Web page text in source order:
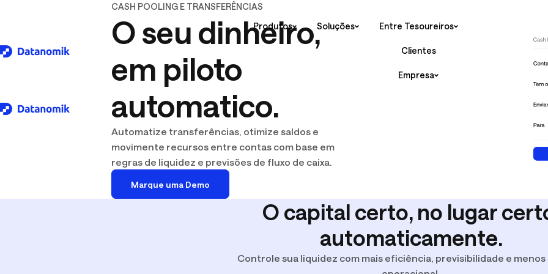
Download logo .SVG
Produtos Soluções Entre Tesoureiros
Clientes
Empresa
Sobre a Datanomik
Conectividade bancária Gestão de Caixa e Liquidez Portfólio de Investimentos
Gestão de Dívidas
Relatórios Financeiros Tarifas Bancarias
Para a sua indústria
Incorporação e
Construção
Entre Tesoureiros
Podcast O Caixa é Rei
Eventos
O CAIXA É
exige de
CASH POOLING E TRANSFERÊNCIAS
O seu dinheiro,
em piloto
automatico.
Automatize transferências, otimize saldos e
movimente recursos entre contas com base em
regras de liquidez e previsões de fluxo de caixa.
Marque uma Demo
O capital certo, no lugar
automaticamente.
Controle sua liquidez com mais eficiência, previsibilidade e